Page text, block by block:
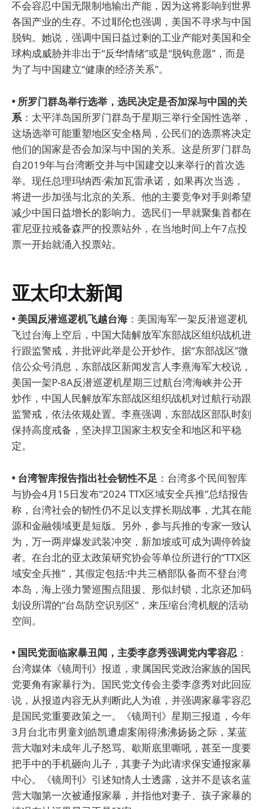
不会容忍中国无限制地输出产能，因为这将影响到世界
各国产业的生存。不过耶伦也强调，美国不寻求与中国
脱钩。她说，强调中国日益过剩的工业产能对美国和全
球构成威胁并非出于“反华情绪”或是“脱钩意愿”，而是
为了与中国建立“健康的经济关系”。
• 所罗门群岛举行选举，选民决定是否加深与中国的关
系：太平洋岛国所罗门群岛于星期三举行全国性选举，
这场选举可能重塑地区安全格局，公民们的选票将决定
他们的国家是否会加深与中国的关系。这是所罗门群岛
自2019年与台湾断交并与中国建交以来举行的首次选
举。现任总理玛纳西·索加瓦雷承诺，如果再次当选，
将进一步加强与北京的关系。他的主要竞争对手则希望
减少中国日益增长的影响力。选民们一早就聚集首都在
霍尼亚拉戒备森严的投票站外，在当地时间上午7点投
票一开始就涌入投票站。
亚太印太新闻
• 美国反潜巡逻机飞越台海 ：美国海军一架反潜巡逻机
飞过台海上空后，中国大陆解放军东部战区组织战机进
行跟监警戒，并批评此举是公开炒作。据“东部战区”微
信公众号消息，东部战区新闻发言人李熹海军大校说，
美国一架P-8A反潜巡逻机星期三过航台湾海峡并公开
炒作，中国人民解放军东部战区组织战机对过航行动跟
监警戒，依法依规处置。李熹强调，东部战区部队时刻
保持高度戒备，坚决捍卫国家主权安全和地区和平稳
定。
• 台湾智库报告指出社会韧性不足 ：台湾多个民间智库
与协会4月15日发布“2024 TTX区域安全兵推”总结报告
称，台湾社会的韧性仍不足以支撑长期战事，尤其在能
源和金融领域更是短版。另外，参与兵推的专家一致认
为，万一两岸爆发武装冲突，新加坡或可成为调停斡旋
者。在台北的亚太政策研究协会等单位所进行的“TTX区
域安全兵推”，其假定包括:中共三栖部队备而不登台湾
本岛，海上强力警巡围点阻援、形似封锁，北京还加码
划设所谓的“台岛防空识别区”，来压缩台湾机舰的活动
空间。
• 国民党面临家暴丑闻，主委李彦秀强调党内零容忍 ：
台湾媒体《镜周刊》报道，隶属国民党政治家族的国民
党要角有家暴行为。国民党文传会主委李彦秀对此回应
说，从报道内容无从判断此人为谁，并强调家暴零容忍
是国民党重要政策之一。《镜周刊》星期三报道，今年
3月台北市男童刘皓凯遭虐案闹得沸沸扬扬之际，某蓝
营大咖对未成年儿子怒骂、歇斯底里嘶吼，甚至一度要
把手中的手机砸向儿子，其妻子为此请求保安通报家暴
中心。《镜周刊》引述知情人士透露，这并不是该名蓝
营大咖第一次被通报家暴，并指他对妻子、孩子家暴的